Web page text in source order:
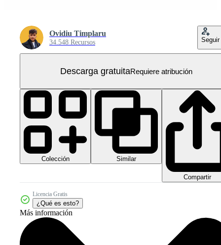
Ovidiu Timplaru
34.548 Recursos Seguir
Descarga gratuitaRequiere atribución
Colección Similar
Compartir
Licencia Gratis
¿Qué es esto?
Más información